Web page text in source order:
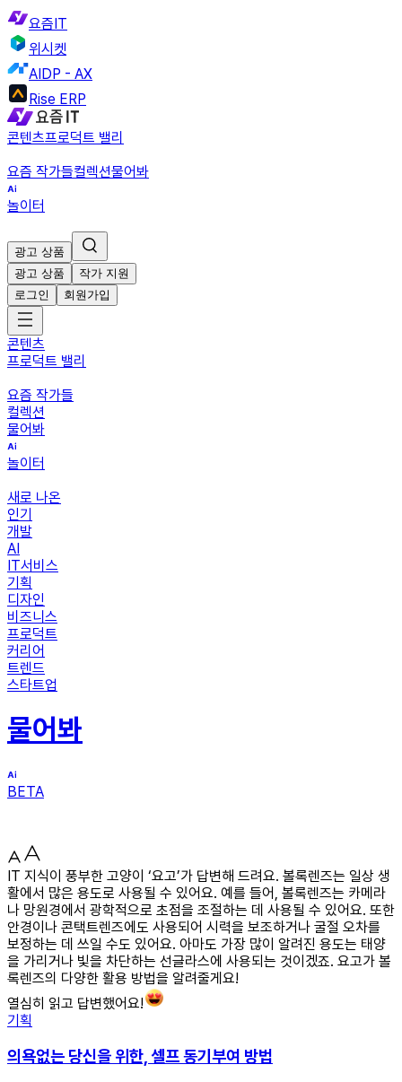
요즘IT
위시켓
AIDP - AX
Rise ERP
콘텐츠프로덕트 밸리
요즘 작가들컬렉션물어봐
놀이터
광고 상품
광고 상품
작가 지원
로그인
회원가입
콘텐츠
프로덕트 밸리
요즘 작가들
컬렉션
물어봐
놀이터
새로 나온
인기
개발
AI
IT서비스
기획
디자인
비즈니스
프로덕트
커리어
트렌드
스타트업
물어봐
BETA
IT 지식이 풍부한 고양이 ‘요고’가 답변해 드려요. 볼록렌즈는 일상 생
활에서 많은 용도로 사용될 수 있어요. 예를 들어, 볼록렌즈는 카메라
나 망원경에서 광학적으로 초점을 조절하는 데 사용될 수 있어요. 또한
안경이나 콘택트렌즈에도 사용되어 시력을 보조하거나 굴절 오차를
보정하는 데 쓰일 수도 있어요. 아마도 가장 많이 알려진 용도는 태양
을 가리거나 빛을 차단하는 선글라스에 사용되는 것이겠죠. 요고가 볼
록렌즈의 다양한 활용 방법을 알려줄게요!
열심히 읽고 답변했어요!
기획
의욕없는 당신을 위한, 셀프 동기부여 방법